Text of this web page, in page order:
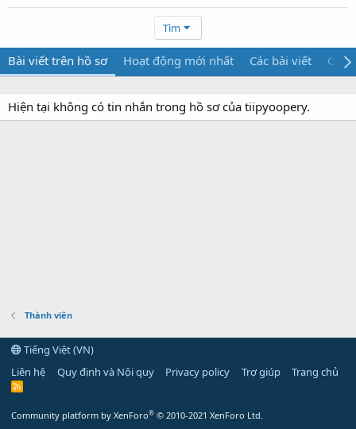
Tìm
Bài viết trên hồ sơ Hoạt động mới nhất Các bài viết Giới
Hiện tại không có tin nhắn trong hồ sơ của tiipyoopery.
Thành viên
Tiếng Việt (VN)
Liên hệ
Quy định và Nội quy Privacy policy Trợ giúp Trang chủ
R
Community platform by XenForo® © 2010-2021 XenForo Ltd.